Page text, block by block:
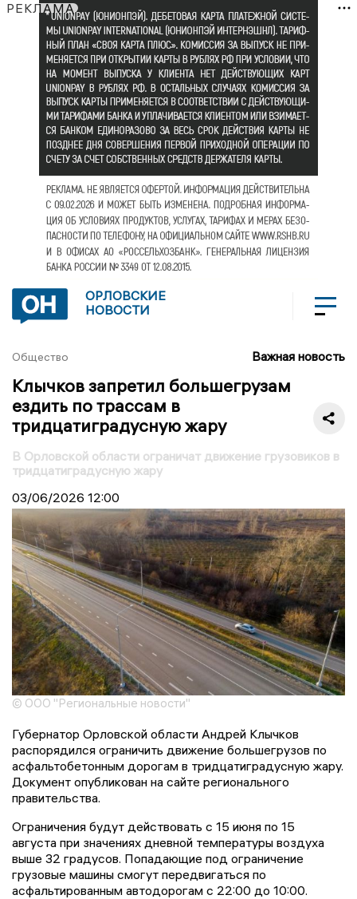
РЕКЛАМА
ОРЛОВСКИЕ
НОВОСТИ
Общество Важная новость
Клычков запретил большегрузам
ездить по трассам в
тридцатиградусную жару
В Орловской области ограничат движение грузовиков в
тридцатиградусную жару
03/06/2026 12:00
© ООО "Региональные новости"
Губернатор Орловской области Андрей Клычков
распорядился ограничить движение большегрузов по
асфальтобетонным дорогам в тридцатиградусную жару.
Документ опубликован на сайте регионального
правительства.
Ограничения будут действовать с 15 июня по 15
августа при значениях дневной температуры воздуха
выше 32 градусов. Попадающие под ограничение
грузовые машины смогут передвигаться по
асфальтированным автодорогам с 22:00 до 10:00.